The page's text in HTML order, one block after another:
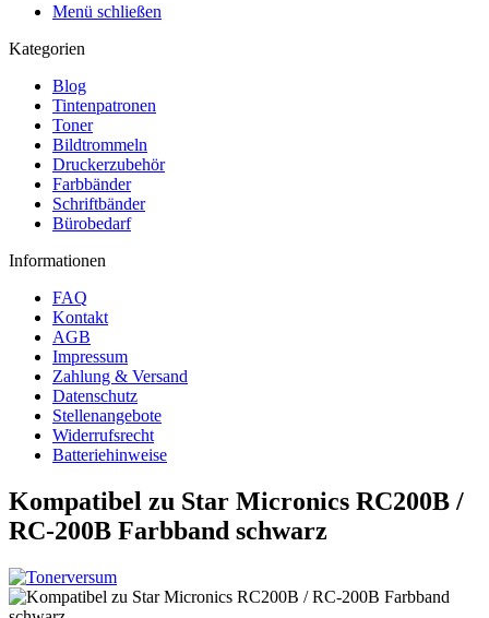
Menü schließen
Kategorien
Blog
Tintenpatronen
Toner
Bildtrommeln
Druckerzubehör
Farbbänder
Schriftbänder
Bürobedarf
Informationen
FAQ
Kontakt
AGB
Impressum
Zahlung & Versand
Datenschutz
Stellenangebote
Widerrufsrecht
Batteriehinweise
Kompatibel zu Star Micronics RC200B /
RC-200B Farbband schwarz